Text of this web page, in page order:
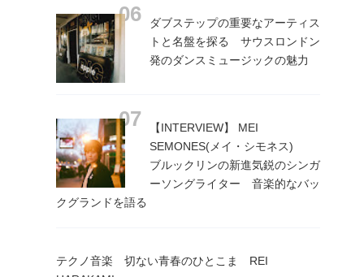
ダブステップの重要なアーティス
トと名盤を探る サウスロンドン
発のダンスミュージックの魅力
【INTERVIEW】 MEI
SEMONES(メイ・シモネス)
ブルックリンの新進気鋭のシンガ
ーソングライター 音楽的なバッ
クグランドを語る
テクノ音楽 切ない青春のひとこま REI